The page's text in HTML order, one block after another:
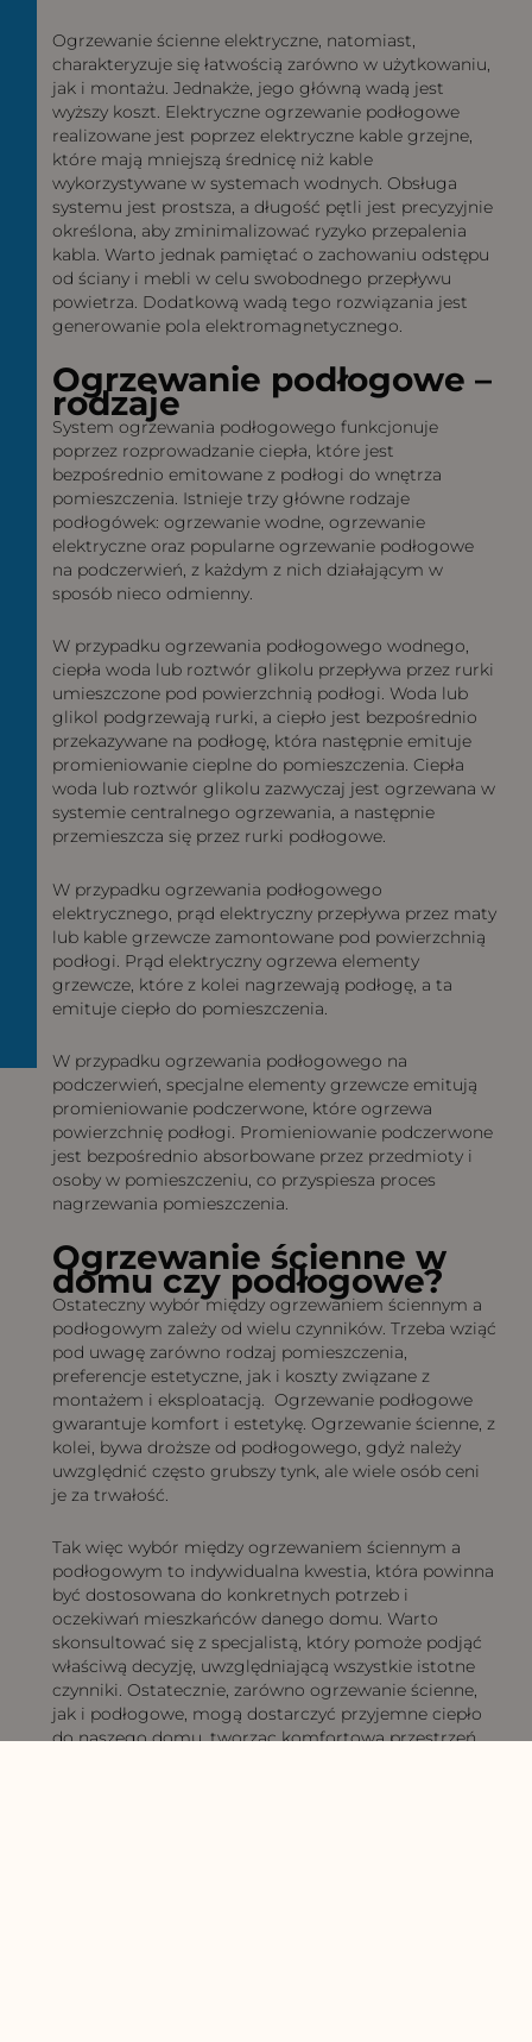
Ogrzewanie ścienne elektryczne, natomiast,
charakteryzuje się łatwością zarówno w użytkowaniu,
jak i montażu. Jednakże, jego główną wadą jest
wyższy koszt. Elektryczne ogrzewanie podłogowe
realizowane jest poprzez elektryczne kable grzejne,
które mają mniejszą średnicę niż kable
wykorzystywane w systemach wodnych. Obsługa
systemu jest prostsza, a długość pętli jest precyzyjnie
określona, aby zminimalizować ryzyko przepalenia
kabla. Warto jednak pamiętać o zachowaniu odstępu
od ściany i mebli w celu swobodnego przepływu
powietrza. Dodatkową wadą tego rozwiązania jest
generowanie pola elektromagnetycznego.
Ogrzewanie podłogowe –
rodzaje
System ogrzewania podłogowego funkcjonuje
poprzez rozprowadzanie ciepła, które jest
bezpośrednio emitowane z podłogi do wnętrza
pomieszczenia. Istnieje trzy główne rodzaje
podłogówek: ogrzewanie wodne, ogrzewanie
elektryczne oraz popularne ogrzewanie podłogowe
na podczerwień, z każdym z nich działającym w
sposób nieco odmienny.
W przypadku ogrzewania podłogowego wodnego,
ciepła woda lub roztwór glikolu przepływa przez rurki
umieszczone pod powierzchnią podłogi. Woda lub
glikol podgrzewają rurki, a ciepło jest bezpośrednio
przekazywane na podłogę, która następnie emituje
promieniowanie cieplne do pomieszczenia. Ciepła
woda lub roztwór glikolu zazwyczaj jest ogrzewana w
systemie centralnego ogrzewania, a następnie
przemieszcza się przez rurki podłogowe.
W przypadku ogrzewania podłogowego
elektrycznego, prąd elektryczny przepływa przez maty
lub kable grzewcze zamontowane pod powierzchnią
podłogi. Prąd elektryczny ogrzewa elementy
grzewcze, które z kolei nagrzewają podłogę, a ta
emituje ciepło do pomieszczenia.
W przypadku ogrzewania podłogowego na
podczerwień, specjalne elementy grzewcze emitują
promieniowanie podczerwone, które ogrzewa
powierzchnię podłogi. Promieniowanie podczerwone
jest bezpośrednio absorbowane przez przedmioty i
osoby w pomieszczeniu, co przyspiesza proces
nagrzewania pomieszczenia.
Ogrzewanie ścienne w
domu czy podłogowe?
Ostateczny wybór między ogrzewaniem ściennym a
podłogowym zależy od wielu czynników. Trzeba wziąć
pod uwagę zarówno rodzaj pomieszczenia,
preferencje estetyczne, jak i koszty związane z
montażem i eksploatacją. Ogrzewanie podłogowe
gwarantuje komfort i estetykę. Ogrzewanie ścienne, z
kolei, bywa droższe od podłogowego, gdyż należy
uwzględnić często grubszy tynk, ale wiele osób ceni
je za trwałość.
Tak więc wybór między ogrzewaniem ściennym a
podłogowym to indywidualna kwestia, która powinna
być dostosowana do konkretnych potrzeb i
oczekiwań mieszkańców danego domu. Warto
skonsultować się z specjalistą, który pomoże podjąć
właściwą decyzję, uwzględniającą wszystkie istotne
czynniki. Ostatecznie, zarówno ogrzewanie ścienne,
jak i podłogowe, mogą dostarczyć przyjemne ciepło
do naszego domu, tworząc komfortową przestrzeń